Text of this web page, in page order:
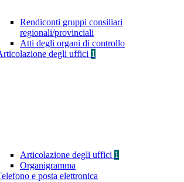
Rendiconti gruppi consiliari
regionali/provinciali
Atti degli organi di controllo
degli uffici 1
Articolazione degli uffici 1
Organigramma
e posta elettronica